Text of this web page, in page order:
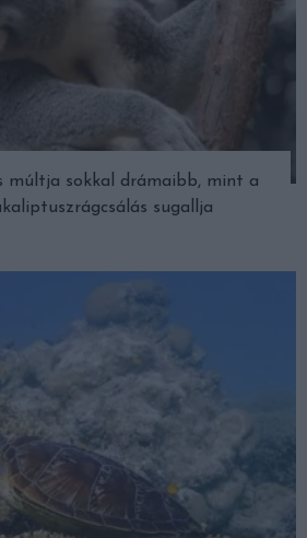
múltja sokkal drámaibb, mint a
sugallja